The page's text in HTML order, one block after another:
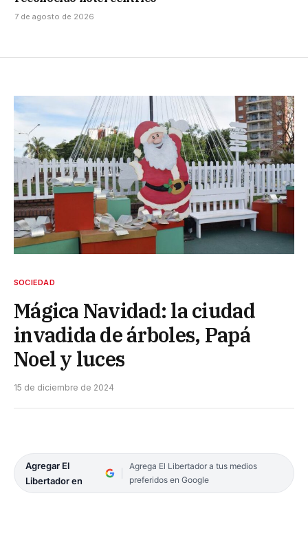
7 de agosto de 2026
SOCIEDAD
Mágica Navidad: la ciudad
invadida de árboles, Papá
Noel y luces
15 de diciembre de 2024
Agregar El
Libertador en
Agrega El Libertador a tus medios
preferidos en Google